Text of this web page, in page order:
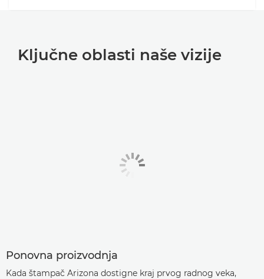
Ključne oblasti naše vizije
Ponovna proizvodnja
Kada štampač Arizona dostigne kraj prvog radnog veka,